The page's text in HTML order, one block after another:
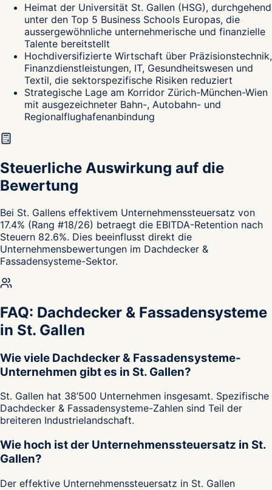
Heimat der Universität St. Gallen (HSG), durchgehend
unter den Top 5 Business Schools Europas, die
aussergewöhnliche unternehmerische und finanzielle
Talente bereitstellt
Hochdiversifizierte Wirtschaft über Präzisionstechnik,
Finanzdienstleistungen, IT, Gesundheitswesen und
Textil, die sektorspezifische Risiken reduziert
Strategische Lage am Korridor Zürich-München-Wien
mit ausgezeichneter Bahn-, Autobahn- und
Regionalflughafenanbindung
Steuerliche Auswirkung auf die
Bewertung
Bei St. Gallens effektivem Unternehmenssteuersatz von
17.4% (Rang #18/26) betraegt die EBITDA-Retention nach
Steuern 82.6%. Dies beeinflusst direkt die
Unternehmensbewertungen im Dachdecker &
Fassadensysteme-Sektor.
FAQ: Dachdecker & Fassadensysteme
in St. Gallen
Wie viele Dachdecker & Fassadensysteme-
Unternehmen gibt es in St. Gallen?
St. Gallen hat 38’500 Unternehmen insgesamt. Spezifische
Dachdecker & Fassadensysteme-Zahlen sind Teil der
breiteren Industrielandschaft.
Wie hoch ist der Unternehmenssteuersatz in St.
Gallen?
Der effektive Unternehmenssteuersatz in St. Gallen